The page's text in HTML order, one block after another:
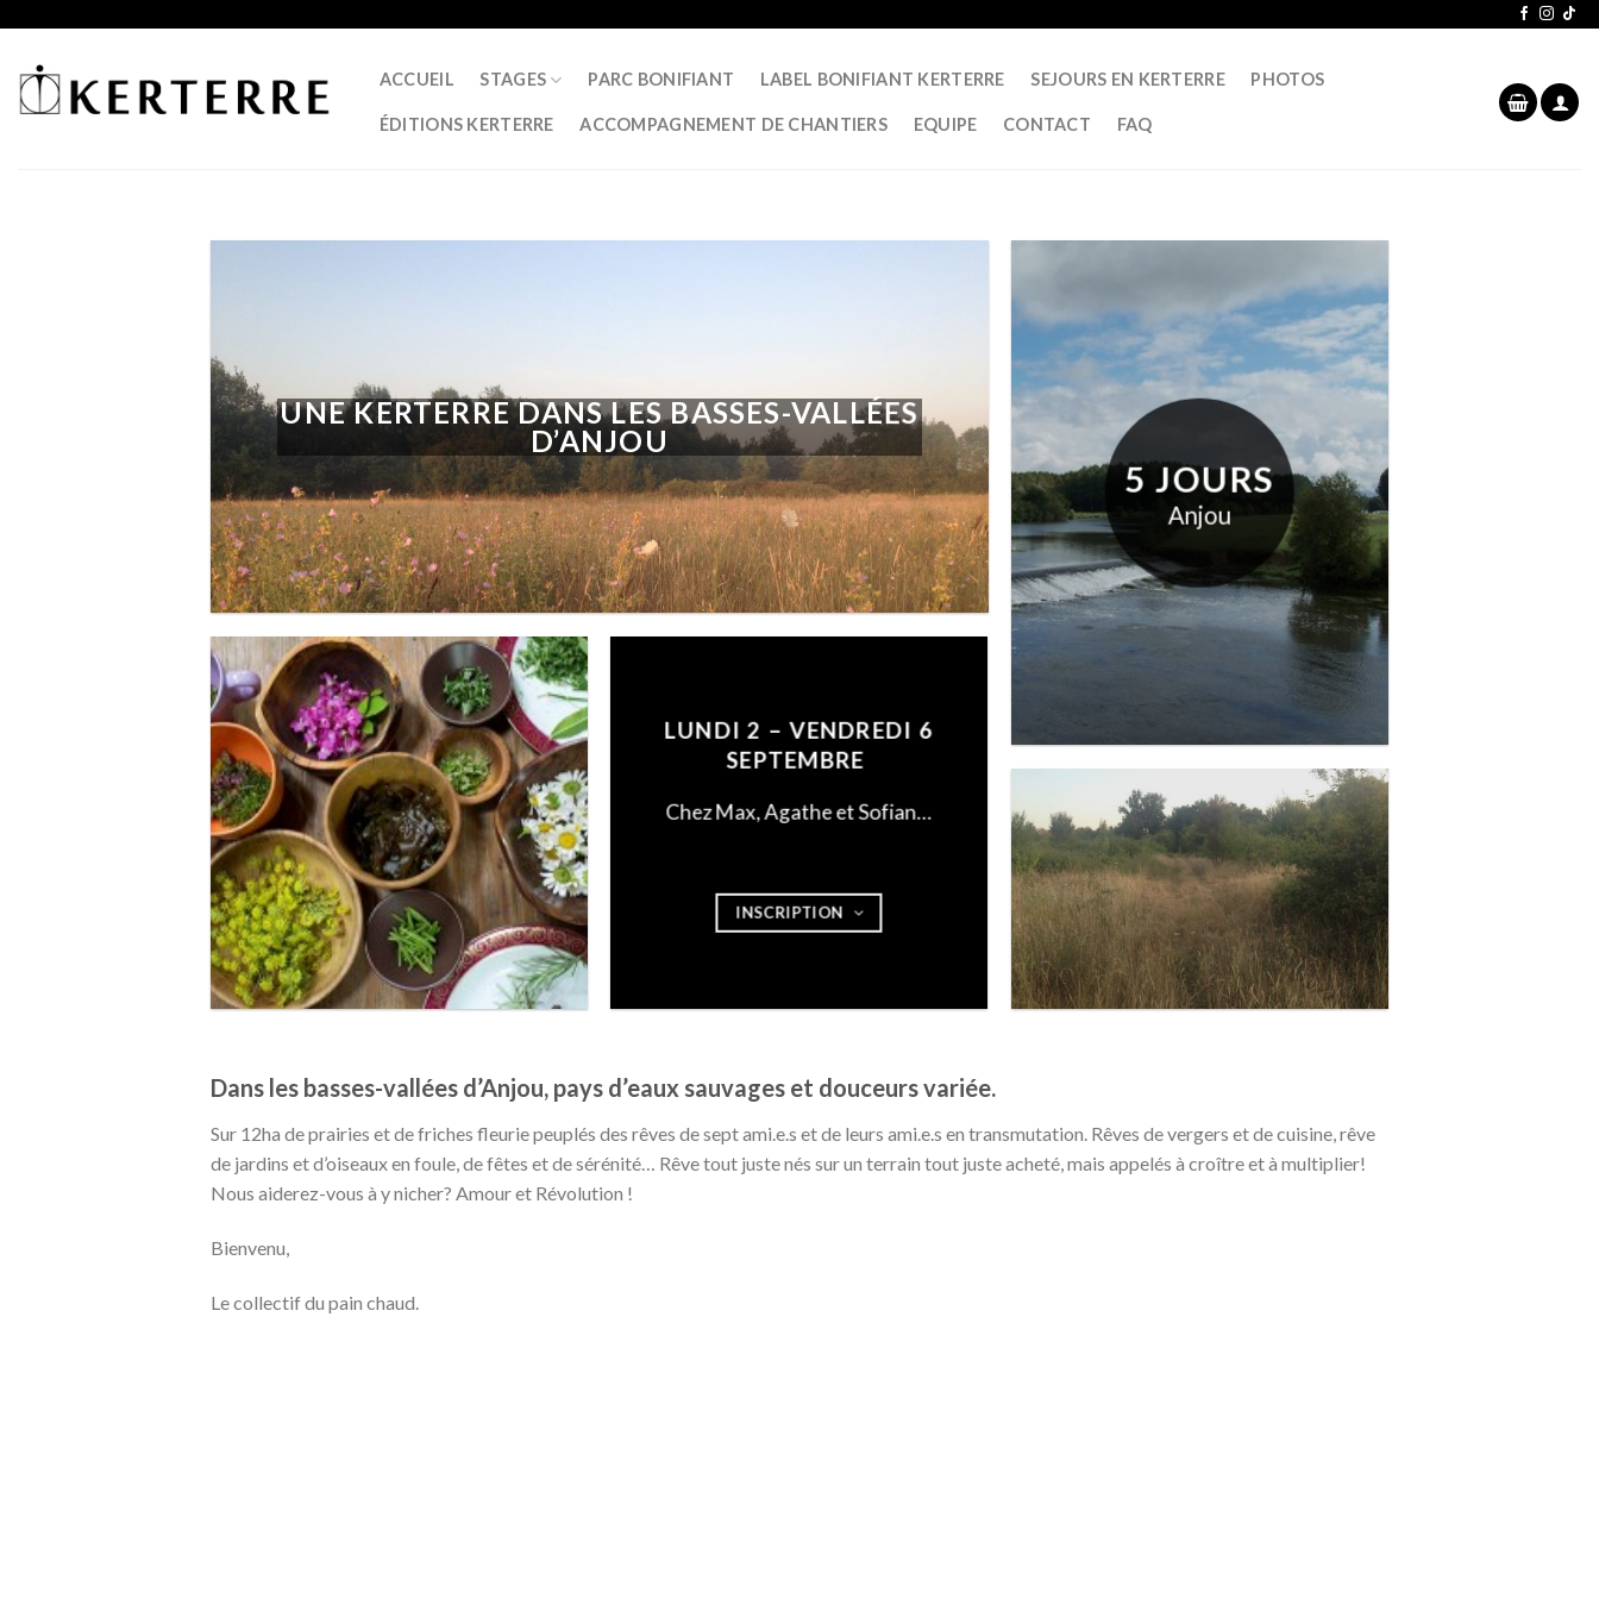
content
ACCUEIL STAGES PARC BONIFIANT LABEL BONIFIANT KERTERRE SEJOURS EN KERTERRE PHOTOS
ÉDITIONS KERTERRE ACCOMPAGNEMENT DE CHANTIERS EQUIPE CONTACT FAQ
UNE KERTERRE DANS LES BASSES-VALLÉES
D’ANJOU
5 JOURS
Anjou
LUNDI 2 – VENDREDI 6
SEPTEMBRE
Chez Max, Agathe et Sofian…
INSCRIPTION
Dans les basses-vallées d’Anjou, pays d’eaux sauvages et douceurs variée.
Sur 12ha de prairies et de friches fleurie peuplés des rêves de sept ami.e.s et de leurs ami.e.s en transmutation. Rêves de vergers et de cuisine, rêve
de jardins et d’oiseaux en foule, de fêtes et de sérénité… Rêve tout juste nés sur un terrain tout juste acheté, mais appelés à croître et à multiplier!
Nous aiderez-vous à y nicher? Amour et Révolution !
Bienvenu,
Le collectif du pain chaud.